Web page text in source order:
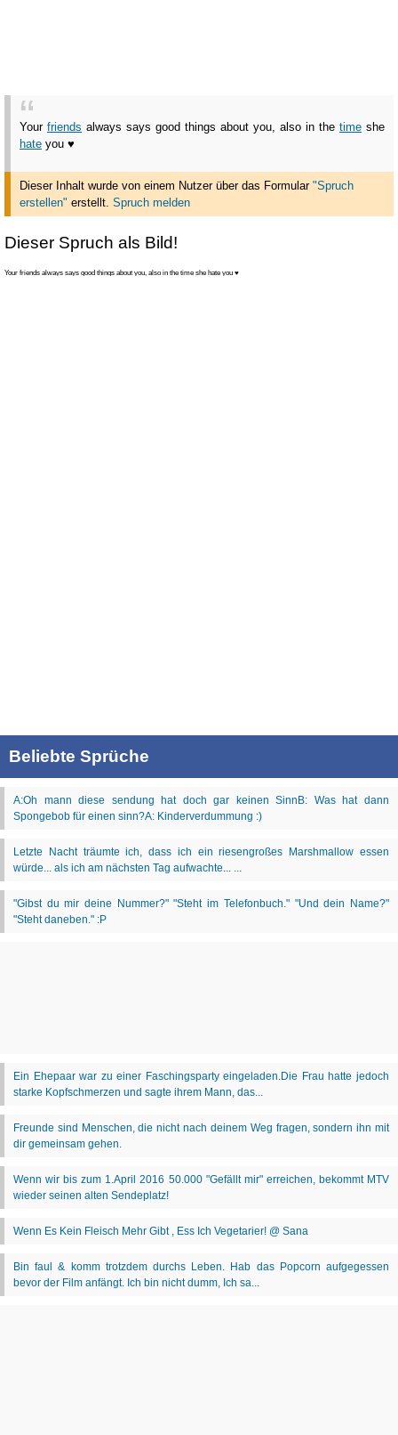
Your friends always says good things about you, also in the time she
hate you ♥
Dieser Inhalt wurde von einem Nutzer über das Formular "Spruch
erstellen" erstellt. Spruch melden
Dieser Spruch als Bild!
Your friends always says good things about you, also in the time she hate you ♥
Beliebte Sprüche